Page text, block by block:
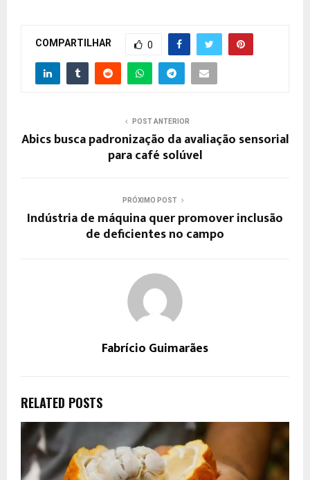
COMPARTILHAR 0
POST ANTERIOR
Abics busca padronização da avaliação sensorial
para café solúvel
PRÓXIMO POST
Indústria de máquina quer promover inclusão
de deficientes no campo
Fabrício Guimarães
RELATED POSTS